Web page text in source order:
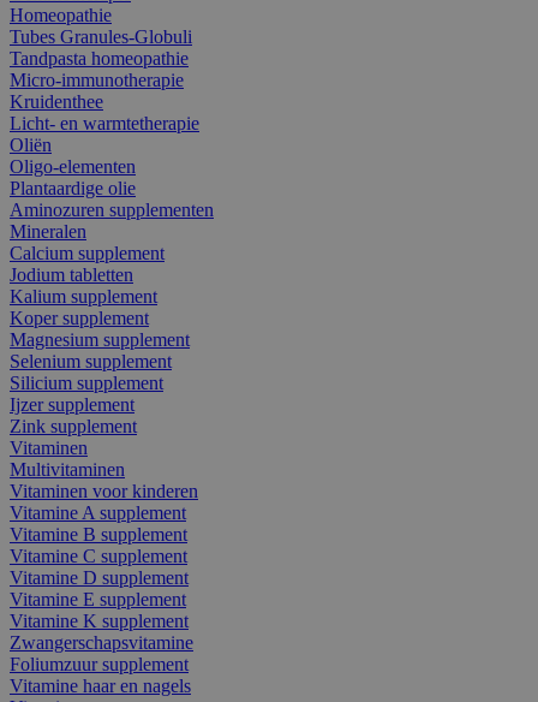
Homeopathie
Tubes Granules-Globuli
Tandpasta homeopathie
Micro-immunotherapie
Kruidenthee
Licht- en warmtetherapie
Oliën
Oligo-elementen
Plantaardige olie
Aminozuren supplementen
Mineralen
Calcium supplement
Jodium tabletten
Kalium supplement
Koper supplement
Magnesium supplement
Selenium supplement
Silicium supplement
Ijzer supplement
Zink supplement
Vitaminen
Multivitaminen
Vitaminen voor kinderen
Vitamine A supplement
Vitamine B supplement
Vitamine C supplement
Vitamine D supplement
Vitamine E supplement
Vitamine K supplement
Zwangerschapsvitamine
Foliumzuur supplement
Vitamine haar en nagels